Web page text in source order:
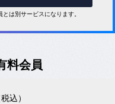
は別サービスになります。
料会員
税込）